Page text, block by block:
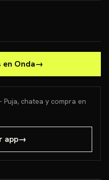
en Onda→
chatea y compra en
app→